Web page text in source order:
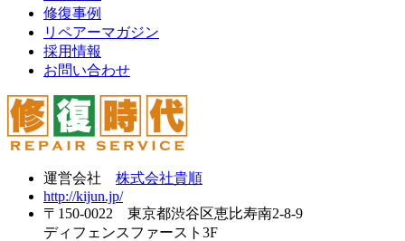
修復事例
リペアーマガジン
採用情報
お問い合わせ
運営会社 株式会社貴順
http://kijun.jp/
〒150-0022 東京都渋谷区恵比寿南2-8-9
ディフェンスファースト3F